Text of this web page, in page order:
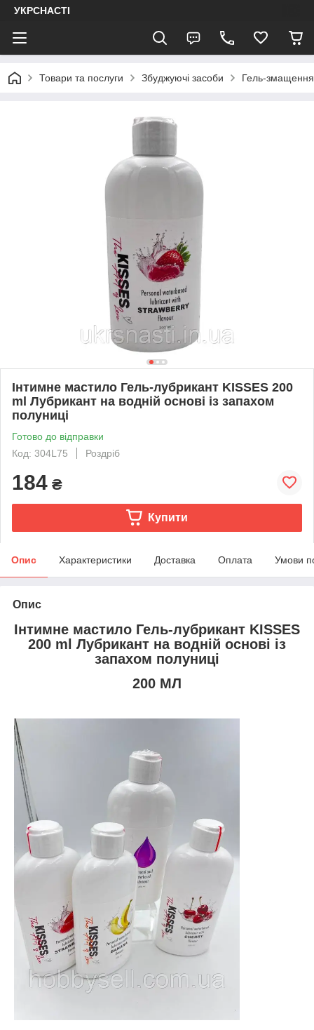
УКРСНАСТІ
Товари та послуги Збуджуючі засоби Гель-змащення
Інтимне мастило Гель-лубрикант KISSES 200
ml Лубрикант на водній основі із запахом
полуниці
Готово до відправки
Код: 304L75
Роздріб
184 ₴
Купити
Опис Характеристики Доставка Оплата Умови
Опис
Інтимне мастило Гель-лубрикант KISSES
200 ml Лубрикант на водній основі із
запахом полуниці
200 МЛ